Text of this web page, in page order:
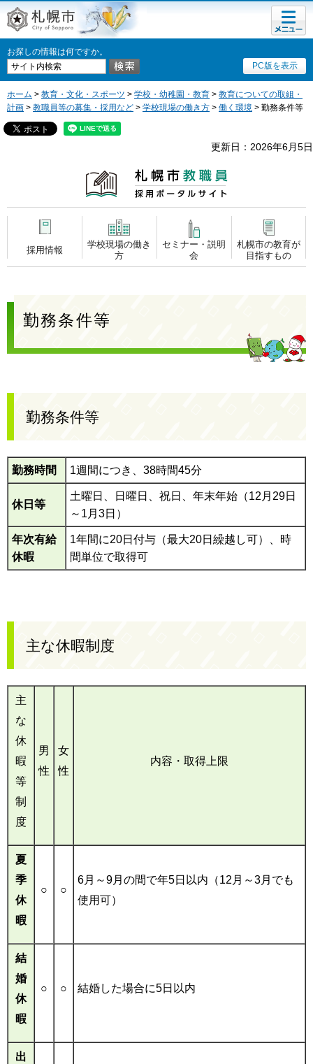
札幌市
お探しの情報は何ですか。
PC版を表示
メニュ
ー
ホーム > 教育・文化・スポーツ > 学校・幼稚園・教育 > 教育についての取組・
計画 > 教職員等の募集・採用など > 学校現場の働き方 > 働く環境 > 勤務条件等
更新日：2026年6月5日
札幌市教職員
採用ポータルサイト
採用情報
学校現場の働き
方
セミナー・説明
会
札幌市の教育が
目指すもの
勤務条件等
勤務条件等
勤務時間 1週間につき、38時間45分
休日等
土曜日、日曜日、祝日、年末年始（12月29日
～1月3日）
年次有給
休暇
1年間に20日付与（最大20日繰越し可）、時
間単位で取得可
主な休暇制度
主
な
休
暇
等
制
度
男
性
女
性
内容・取得上限
夏
季
休
暇
○ ○
6月～9月の間で年5日以内（12月～3月でも
使用可）
結
婚
休
暇
○ ○ 結婚した場合に5日以内
出